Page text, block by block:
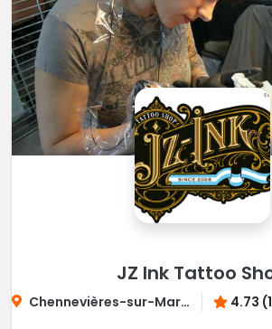
JZ Ink Tattoo
Chennevières-sur-Marne 4.73